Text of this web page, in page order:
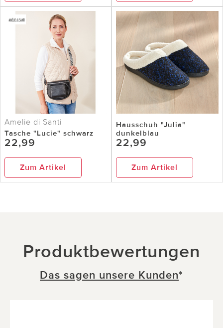
Amelie di Santi
Tasche "Lucie" schwarz
22,99
Zum Artikel
Hausschuh "Julia"
dunkelblau
22,99
Zum Artikel
Produktbewertungen
Das sagen unsere Kunden*